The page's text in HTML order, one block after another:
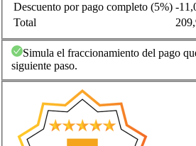
Descuento por pago completo (5%) -
Total
Simula el fraccionamiento del pago
siguiente paso.